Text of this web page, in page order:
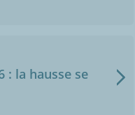
: la hausse se